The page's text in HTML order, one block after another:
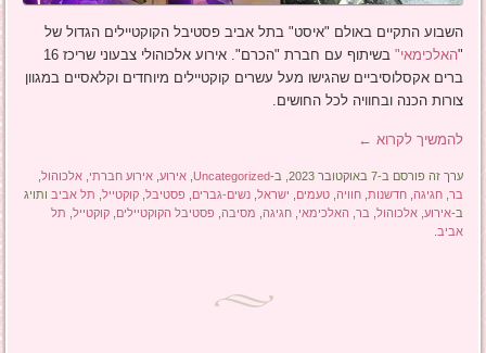
השבוע התקיים באולם "איסט" בתל אביב פסטיבל הקוקטיילים הגדול של
"האלכימאי"
בשיתוף עם חברת "הכרם". אירוע אלכוהולי צבעוני שריכז 16
ברים אקסלוסיביים שהגישו מעל עשרים קוקטיילים מיוחדים וקלאסיים במגוון
צורות הכנה ובחוויה לכל החושים.
להמשיך לקרוא ←
ערך זה פורסם ב-7 באוקטובר 2023, ב- Uncategorized
,אירוע ,אירוע חברתי ,אלכוהול
בר ,חגיגה ,חדשנות ,חוויה ,טעמים ישראל ,נשים-גברים פסטיבל ,קוקטייל תל אביב ותויג
ב-אירוע ,אלכוהול בר האלכימאי ,חגיגה מסיבה פסטיבל הקוקטיילים ,קוקטייל תל
אביב